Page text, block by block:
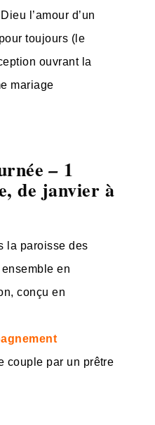
l’amour d’un
toujours (le
ouvrant la
mariage
– 1
de janvier à
la paroisse des
en
conçu en
couple par un prêtre